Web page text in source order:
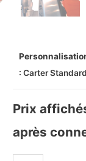
: Carter
Prix
après